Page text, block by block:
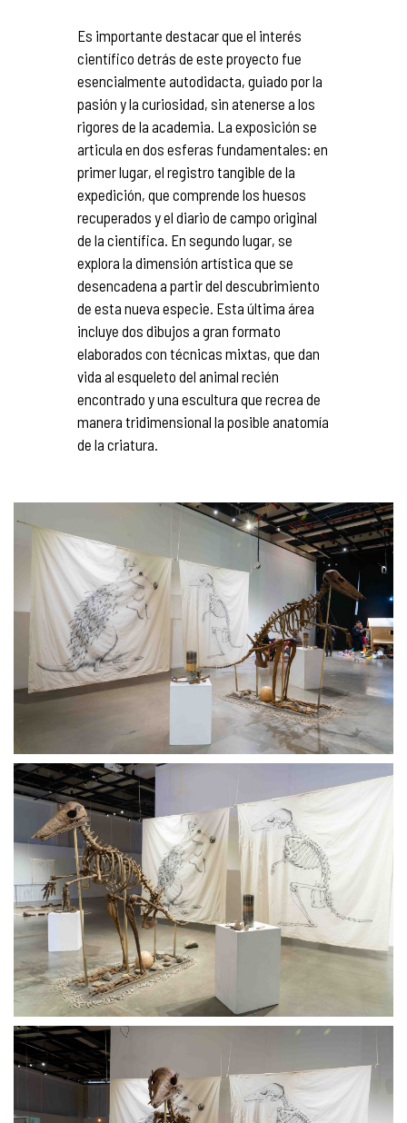
Es importante destacar que el interés
científico detrás de este proyecto fue
esencialmente autodidacta, guiado por la
pasión y la curiosidad, sin atenerse a los
rigores de la academia. La exposición se
articula en dos esferas fundamentales: en
primer lugar, el registro tangible de la
expedición, que comprende los huesos
recuperados y el diario de campo original
de la científica. En segundo lugar, se
explora la dimensión artística que se
desencadena a partir del descubrimiento
de esta nueva especie. Esta última área
incluye dos dibujos a gran formato
elaborados con técnicas mixtas, que dan
vida al esqueleto del animal recién
encontrado y una escultura que recrea de
manera tridimensional la posible anatomía
de la criatura.